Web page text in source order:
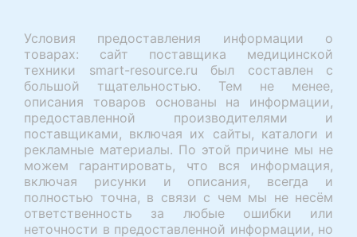
Условия предоставления информации о
товарах: сайт поставщика медицинской
техники smart-resource.ru был составлен с
большой тщательностью. Тем не менее,
описания товаров основаны на информации,
предоставленной производителями и
поставщиками, включая их сайты, каталоги и
рекламные материалы. По этой причине мы не
можем гарантировать, что вся информация,
включая рисунки и описания, всегда и
полностью точна, в связи с чем мы не несём
ответственность за любые ошибки или
неточности в предоставленной информации, но